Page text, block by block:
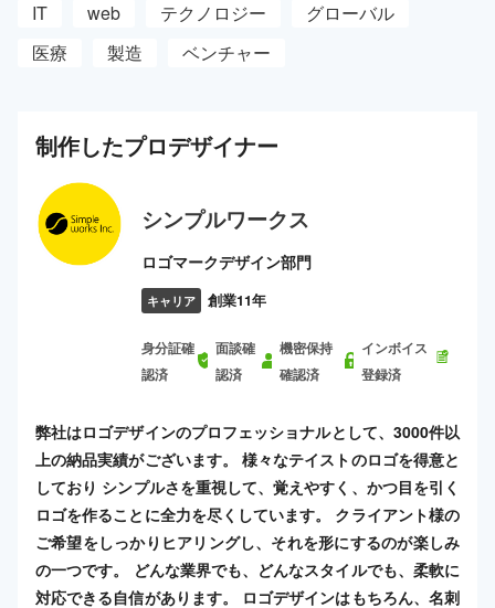
IT web テクノロジー
グローバル
医療
製造 ベンチャー
制作したプロデザイナー
シンプルワークス
ロゴマークデザイン部門
キャリア 創業11年
身分証確
認済
面談確
認済
機密保持
確認済
インボイス
登録済
弊社はロゴデザインのプロフェッショナルとして、3000件以
上の納品実績がございます。 様々なテイストのロゴを得意と
しており シンプルさを重視して、覚えやすく、かつ目を引く
ロゴを作ることに全力を尽くしています。 クライアント様の
ご希望をしっかりヒアリングし、それを形にするのが楽しみ
の一つです。 どんな業界でも、どんなスタイルでも、柔軟に
対応できる自信があります。 ロゴデザインはもちろん、名刺